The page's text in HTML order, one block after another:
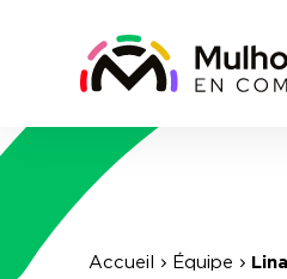
Accueil Équipe